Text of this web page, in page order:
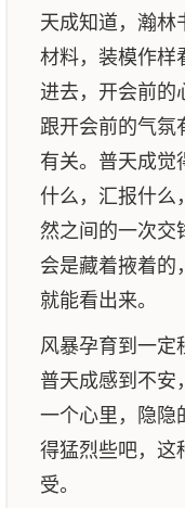
天成知道，瀚林
材料，装模作样
进去，开会前的
跟开会前的气氛
有关。普天成觉
什么，汇报什么
然之间的一次交
会是藏着掖着的
就能看出来。
风暴孕育到一定
普天成感到不安
一个心里，隐隐
得猛烈些吧，这
受。